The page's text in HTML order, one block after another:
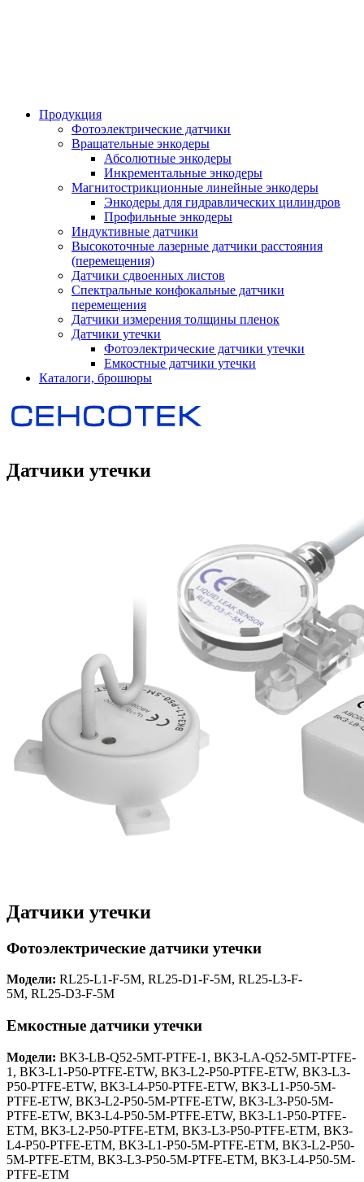
Продукция
Фотоэлектрические датчики
Вращательные энкодеры
Абсолютные энкодеры
Инкрементальные энкодеры
Магнитострикционные линейные энкодеры
Энкодеры для гидравлических цилиндров
Профильные энкодеры
Индуктивные датчики
Высокоточные лазерные датчики расстояния
(перемещения)
Датчики сдвоенных листов
Спектральные конфокальные датчики
перемещения
Датчики измерения толщины пленок
Датчики утечки
Фотоэлектрические датчики утечки
Емкостные датчики утечки
Каталоги, брошюры
Датчики утечки
Датчики утечки
Фотоэлектрические датчики утечки
Модели: RL25-L1-F-5M, RL25-D1-F-5M, RL25-L3-F-
5M, RL25-D3-F-5M
Емкостные датчики утечки
Модели: BK3-LB-Q52-5MT-PTFE-1, BK3-LA-Q52-5MT-PTFE-
1, BK3-L1-P50-PTFE-ETW, BK3-L2-P50-PTFE-ETW, BK3-L3-
P50-PTFE-ETW, BK3-L4-P50-PTFE-ETW, BK3-L1-P50-5M-
PTFE-ETW, BK3-L2-P50-5M-PTFE-ETW, BK3-L3-P50-5M-
PTFE-ETW, BK3-L4-P50-5M-PTFE-ETW, BK3-L1-P50-PTFE-
ETM, BK3-L2-P50-PTFE-ETM, BK3-L3-P50-PTFE-ETM, BK3-
L4-P50-PTFE-ETM, BK3-L1-P50-5M-PTFE-ETM, BK3-L2-P50-
5M-PTFE-ETM, BK3-L3-P50-5M-PTFE-ETM, BK3-L4-P50-5M-
PTFE-ETM